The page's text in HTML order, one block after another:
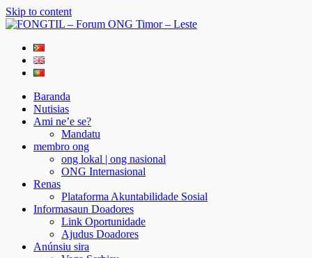
Skip to content
FONGTIL – Forum ONG Timor – Leste
Just another WordPress site
Baranda
Nutisias
Ami ne’e se?
Mandatu
membro ong
ong lokal | ong nasional
ONG Internasional
Renas
Plataforma Akuntabilidade Sosial
Informasaun Doadores
Link Oportunidade
Ajudus Doadores
Anúnsiu sira